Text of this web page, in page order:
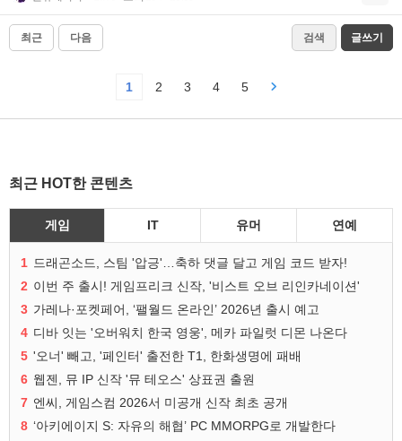
최근 다음 검색 글쓰기
1 2 3 4 5
최근 HOT한 콘텐츠
게임 IT 유머 연예
1 드래곤소드, 스팀 '압긍'…축하 댓글 달고 게임 코드 받자!
2 이번 주 출시! 게임프리크 신작, '비스트 오브 리인카네이션'
3 가레나·포켓페어, ‘팰월드 온라인’ 2026년 출시 예고
4 디바 잇는 '오버워치 한국 영웅', 메카 파일럿 디몬 나온다
5 '오너' 빼고, '페인터' 출전한 T1, 한화생명에 패배
6 웹젠, 뮤 IP 신작 '뮤 테오스' 상표권 출원
7 엔씨, 게임스컴 2026서 미공개 신작 최초 공개
8 ‘아키에이지 S: 자유의 해협’ PC MMORPG로 개발한다